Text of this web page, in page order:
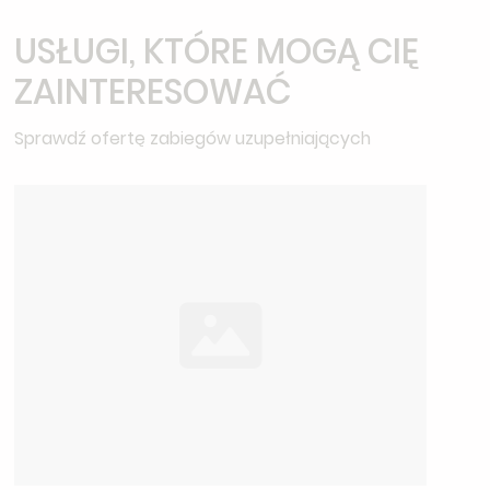
USŁUGI, KTÓRE MOGĄ CIĘ
ZAINTERESOWAĆ
Sprawdź ofertę zabiegów uzupełniających